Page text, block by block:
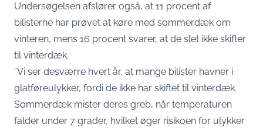
Undersøgelsen afslører også, at 11 procent af
bilisterne har prøvet at køre med sommerdæk om
vinteren, mens 16 procent svarer, at de slet ikke skifter
til vinterdæk.
”Vi ser desværre hvert år, at mange bilister havner i
glatføreulykker, fordi de ikke har skiftet til vinterdæk.
Sommerdæk mister deres greb, når temperaturen
falder under 7 grader, hvilket øger risikoen for ulykker